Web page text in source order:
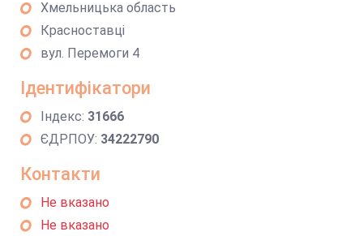
Хмельницька область
Красноставці
вул. Перемоги 4
Ідентифікатори
Індекс: 31666
ЄДРПОУ: 34222790
Контакти
Не вказано
Не вказано